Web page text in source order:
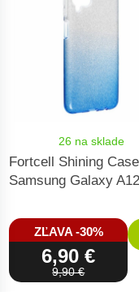
26 na sklade
Fortcell Shining Case
Samsung Galaxy
ZĽAVA -30%
6,90 €
9,90 €